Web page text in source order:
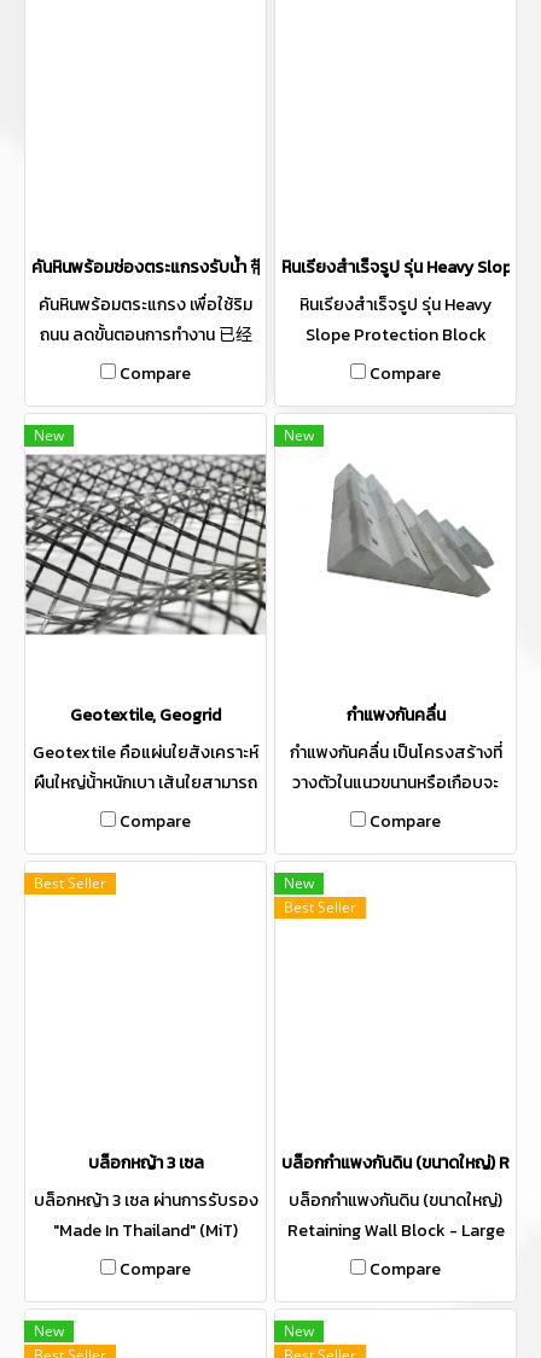
คันหินพร้อมช่องตระแกรงรับน้ำ 带格栅排水口混凝土路缘石
คันหินพร้อมตระแกรง เพื่อใช้ริม
ถนน ลดขั้นตอนการทำงาน 已经
嵌置排水格栅的混凝土路缘石,
Compare
หินเรียงสำเร็จรูป รุ่น Heavy
หินเรียงสำเร็จรูป รุ่น Heavy
Slope Protection Block
Heavy สามารถใช้แทนหินเรียง
แนวเขื่อนกันคลื่นทะเล การป้องกัน
สำหรับงานแม่นำ้หรือ แหล่งน้ำที่
แรงเป็นพิเศษ
Compare
New
Geotextile, Geogrid
Geotextile คือแผ่นใยสังเคราะห์
ผืนใหญ่น้้าหนักเบา เส้นใยสามารถ
ยึดติดกันและท้าให้แข็งแรงด้วกระ
ที่ใช้ส่วนใหญ่เป็นเส้นใยประดิษฐ์
Compare
New
กำแพงกันคลื่น
กําแพงกันคลื่น เป็นโครงสร้างที่
วางตัวในแนวขนานหรือเกือบจะ
ขนานกับชายฝั่ง เพื่อป้องกันการ
Compare
Best Seller
บล็อกหญ้า 3 เซล
บล็อกหญ้า 3 เซล ผ่านการรับรอง
"Made In Thailand" (MiT)
Compare
New
Best Seller
บล็อกกำแพงกันดิน (ขนาดใหญ่)
บล็อกกำแพงกันดิน (ขนาดใหญ่)
Retaining Wall Block - Large
with C-Bar Technology ผ่าน
(MiT) กำแพงสต๊อกพืชผล
การเกษตร กำแพงกันสต็อก
Compare
New
New